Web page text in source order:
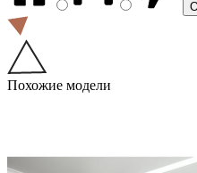
Похожие модели